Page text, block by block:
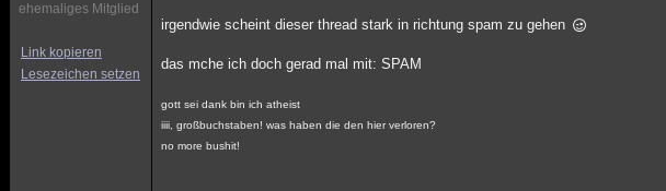
ehemaliges Mitglied
Link kopieren
Lesezeichen setzen
irgendwie scheint dieser thread stark in richtung spam zu gehen
das mche ich doch gerad mal mit: SPAM
gott sei dank bin ich atheist
iiii, großbuchstaben! was haben die den hier verloren?
no more bushit!